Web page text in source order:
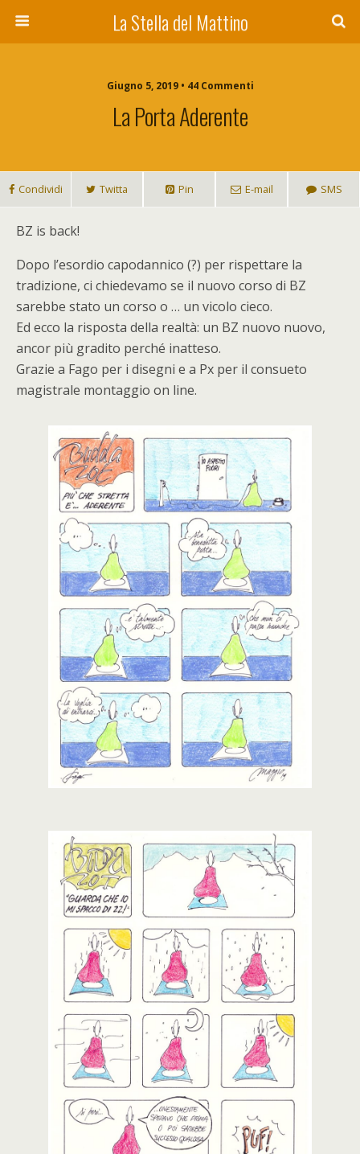
La Stella del Mattino
Giugno 5, 2019 • 44 Commenti
La Porta Aderente
Condividi Twitta Pin E-mail SMS
BZ is back!
Dopo l’esordio capodannico (?) per rispettare la
tradizione, ci chiedevamo se il nuovo corso di BZ
sarebbe stato un corso o … un vicolo cieco.
Ed ecco la risposta della realtà: un BZ nuovo nuovo,
ancor più gradito perché inatteso.
Grazie a Fago per i disegni e a Px per il consueto
magistrale montaggio on line.